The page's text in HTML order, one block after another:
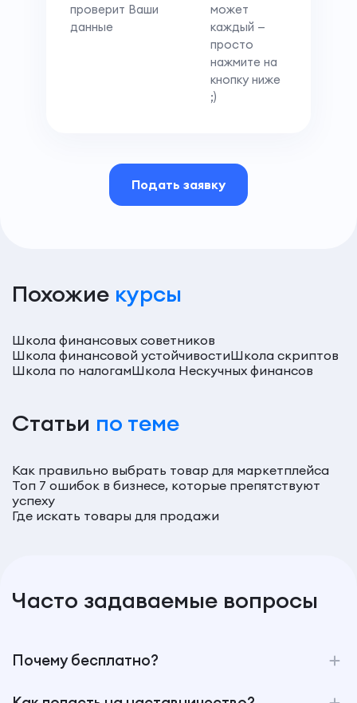
проверит Ваши
данные
может
каждый —
просто
нажмите на
кнопку ниже
;)
Подать заявку
Похожие курсы
Школа финансовых советников
Школа финансовой устойчивостиШкола скриптов
Школа по налогамШкола Нескучных финансов
Статьи по теме
Как правильно выбрать товар для маркетплейса
Топ 7 ошибок в бизнесе, которые препятствуют
успеху
Где искать товары для продажи
Часто задаваемые вопросы
Почему бесплатно?